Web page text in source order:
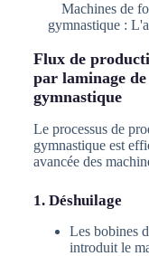
Machines de
gymnastique :
Flux de
par laminage
gymnastique
Le processus de
gymnastique est
avancée des
1. Déshuilage
Les bobines
introduit le